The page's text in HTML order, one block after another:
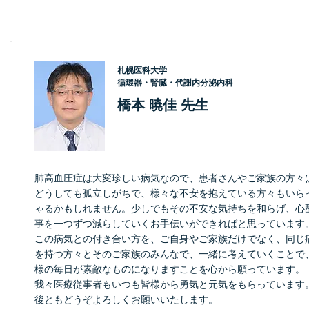
札幌医科大学
循環器・腎臓・代謝内分泌内科
橋本 暁佳 先生
肺高血圧症は大変珍しい病気なので、患者さんやご家族の方々
どうしても孤立しがちで、様々な不安を抱えている方々もいら
ゃるかもしれません。少しでもその不安な気持ちを和らげ、心
事を一つずつ減らしていくお手伝いができればと思っています
この病気との付き合い方を、ご自身やご家族だけでなく、同じ
を持つ方々とそのご家族のみんなで、一緒に考えていくことで
様の毎日が素敵なものになりますことを心から願っています。
我々医療従事者もいつも皆様から勇気と元気をもらっています
後ともどうぞよろしくお願いいたします。